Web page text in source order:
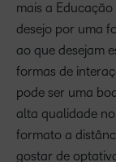
mais a
desejo por uma
ao que desejam
formas de
pode ser uma
alta qualidade
formato a
gostar de